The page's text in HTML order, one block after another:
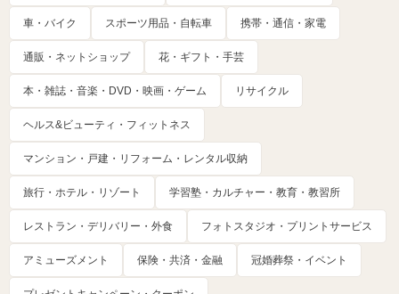
車・バイク スポーツ用品・自転車 携帯・通信・家電
通販・ネットショップ 花・ギフト・手芸
本・雑誌・音楽・DVD・映画・ゲーム リサイクル
ヘルス&ビューティ・フィットネス
マンション・戸建・リフォーム・レンタル収納
旅行・ホテル・リゾート 学習塾・カルチャー・教育・教習所
レストラン・デリバリー・外食 フォトスタジオ・プリントサービス
アミューズメント 保険・共済・金融 冠婚葬祭・イベント